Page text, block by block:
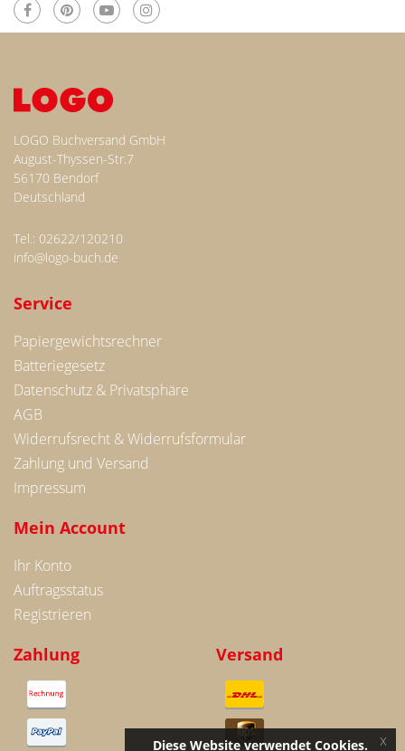
LOGO Buchversand GmbH
August-Thyssen-Str.7
56170 Bendorf
Deutschland
Tel.: 02622/120210
info@logo-buch.de
Service
Papiergewichtsrechner
Batteriegesetz
Datenschutz & Privatsphäre
AGB
Widerrufsrecht & Widerrufsformular
Zahlung und Versand
Impressum
Mein Account
Ihr Konto
Auftragsstatus
Registrieren
Zahlung Versand
Diese Website verwendet Cookies. x